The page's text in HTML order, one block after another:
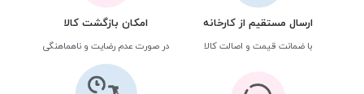
ارسال مستقیم از کارخانه
با ضمانت قیمت و اصالت کالا
امکان بازگشت کالا
در صورت عدم رضایت و ناهماهنگی